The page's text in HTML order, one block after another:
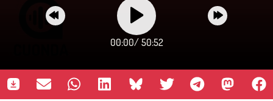
00:00/ 50:52